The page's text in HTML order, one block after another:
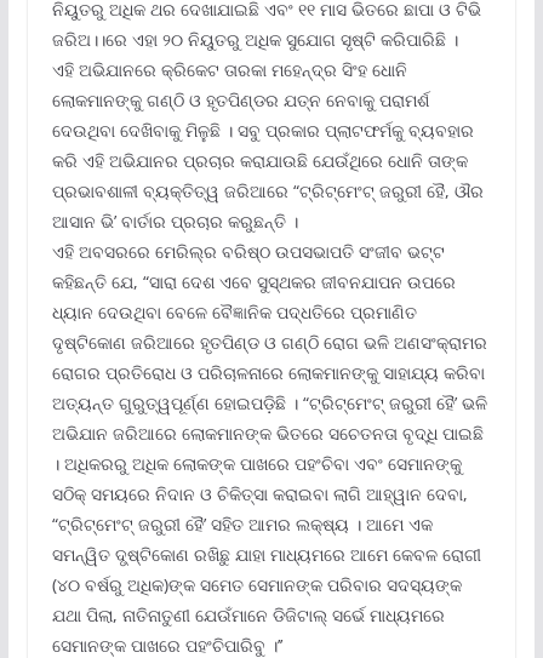
ନିୟୁତରୁ ଅଧିକ ଥର ଦେଖାଯାଇଛି ଏବଂ ୧୧ ମାସ ଭିତରେ ଛାପା ଓ ଟିଭି
ଜରିଅ।।ରେ ଏହା ୨୦ ନିୟୁତରୁ ଅଧିକ ସୁଯୋଗ ସୃଷ୍ଟି କରିପାରିଛି ।
ଏହି ଅଭିଯାନରେ କ୍ରିକେଟ ତାରକା ମହେନ୍ଦ୍ର ସିଂହ ଧୋନି
ଲୋକମାନଙ୍କୁ ଗଣ୍ଠି ଓ ହୃତପିଣ୍ଡର ଯତ୍ନ ନେବାକୁ ପରାମର୍ଶ
ଦେଉଥିବା ଦେଖିବାକୁ ମିଳୁଛି । ସବୁ ପ୍ରକାର ପ୍ଲାଟଫର୍ମକୁ ବ୍ୟବହାର
କରି ଏହି ଅଭିଯାନର ପ୍ରଚାର କରାଯାଉଛି ଯେଉଁଥିରେ ଧୋନି ତାଙ୍କ
ପ୍ରଭାବଶାଳୀ ବ୍ୟକ୍ତିତ୍ୱ ଜରିଆରେ “ଟ୍ରିଟ୍‌ମେଂଟ୍ ଜରୁରୀ ହୈ, ଔର
ଆସାନ ଭି’ ବାର୍ତାର ପ୍ରଚାର କରୁଛନ୍ତି ।
ଏହି ଅବସରରେ ମେରିଲ୍‌ର ବରିଷ୍ଠ ଉପସଭାପତି ସଂଜୀବ ଭଟ୍ଟ
କହିଛନ୍ତି ଯେ, “ସାରା ଦେଶ ଏବେ ସୁସ୍ଥକର ଜୀବନଯାପନ ଉପରେ
ଧ୍ୟାନ ଦେଉଥିବା ବେଳେ ବୈଜ୍ଞାନିକ ପଦ୍ଧତିରେ ପ୍ରମାଣିତ
ଦୃଷ୍ଟିକୋଣ ଜରିଆରେ ହୃତପିଣ୍ଡ ଓ ଗଣ୍ଠି ରୋଗ ଭଳି ଅଣସଂକ୍ରାମର
ରୋଗର ପ୍ରତିରୋଧ ଓ ପରିଚାଳନାରେ ଲୋକମାନଙ୍କୁ ସାହାଯ୍ୟ କରିବା
ଅତ୍ୟନ୍ତ ଗୁରୁତ୍ୱପୂର୍ଣ୍ଣ ହୋଇପଡ଼ିଛି । “ଟ୍ରିଟ୍‌ମେଂଟ୍ ଜରୁରୀ ହୈ’ ଭଳି
ଅଭିଯାନ ଜରିଆରେ ଲୋକମାନଙ୍କ ଭିତରେ ସଚେତନତା ବୃଦ୍ଧି ପାଇଛି
। ଅଧିକରରୁ ଅଧିକ ଲୋକଙ୍କ ପାଖରେ ପହଂଚିବା ଏବଂ ସେମାନଙ୍କୁ
ସଠିକ୍ ସମୟରେ ନିଦାନ ଓ ଚିକିତ୍ସା କରାଇବା ଲାଗି ଆହ୍ୱାନ ଦେବା,
“ଟ୍ରିଟ୍‌ମେଂଟ୍ ଜରୁରୀ ହୈ’ ସହିତ ଆମର ଲକ୍ଷ୍ୟ । ଆମେ ଏକ
ସମନ୍ୱିତ ଦୃ୍‌ଷ୍ଟିକୋଣ ରଖିଛୁ ଯାହା ମାଧ୍ୟମରେ ଆମେ କେବଳ ରୋଗୀ
(୪୦ ବର୍ଷରୁ ଅଧିକ)ଙ୍କ ସମେତ ସେମାନଙ୍କ ପରିବାର ସଦସ୍ୟଙ୍କ
ଯଥା ପିଲା, ନାତିନାତୁଣୀ ଯେଉଁମାନେ ଡିଜିଟାଲ୍ ସର୍ଭେ ମାଧ୍ୟମରେ
ସେମାନଙ୍କ ପାଖରେ ପହଂଚିପାରିବୁ ।’’